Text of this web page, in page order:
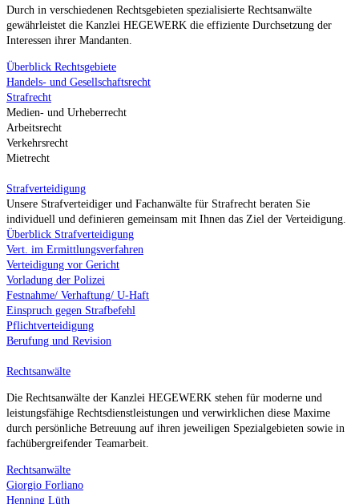
Durch in verschiedenen Rechtsgebieten spezialisierte Rechtsanwälte
gewährleistet die Kanzlei HEGEWERK die effiziente Durchsetzung der
Interessen ihrer Mandanten.
Überblick Rechtsgebiete
Handels- und Gesellschaftsrecht
Strafrecht
Medien- und Urheberrecht
Arbeitsrecht
Verkehrsrecht
Mietrecht
Strafverteidigung
Unsere Strafverteidiger und Fachanwälte für Strafrecht beraten Sie
individuell und definieren gemeinsam mit Ihnen das Ziel der Verteidigung.
Überblick Strafverteidigung
Vert. im Ermittlungsverfahren
Verteidigung vor Gericht
Vorladung der Polizei
Festnahme/ Verhaftung/ U-Haft
Einspruch gegen Strafbefehl
Pflichtverteidigung
Berufung und Revision
Rechtsanwälte
Die Rechtsanwälte der Kanzlei HEGEWERK stehen für moderne und
leistungsfähige Rechtsdienstleistungen und verwirklichen diese Maxime
durch persönliche Betreuung auf ihren jeweiligen Spezialgebieten sowie in
fachübergreifender Teamarbeit.
Rechtsanwälte
Giorgio Forliano
Henning Lüth